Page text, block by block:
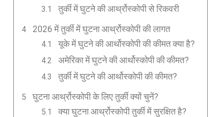
तुर्की में घुटने की आर्थ्रोस्कोपी से रिकवरी
2026 में तुर्की में घुटना आर्थ्रोस्कोपी की लागत
यूके में घुटने की आर्थोस्कोपी की कीमत क्या है?
अमेरिका में घुटने की आर्थोस्कोपी की कीमत?
तुर्की में घुटने की आर्थोस्कोपी की कीमत?
घुटना आर्थ्रोस्कोपी के लिए तुर्की क्यों चुनें?
क्या घुटना आर्थ्रोस्कोपी तुर्की में सुरक्षित है?